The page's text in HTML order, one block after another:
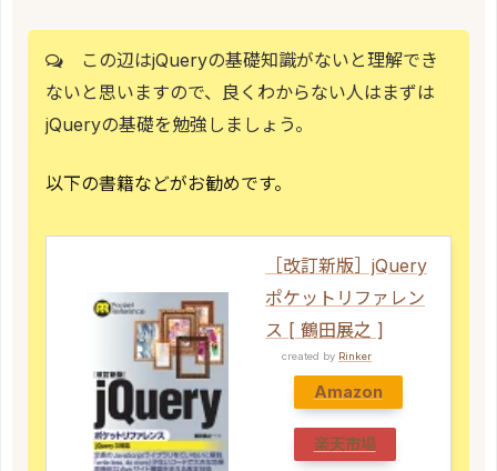
この辺はjQueryの基礎知識がないと理解でき
ないと思いますので、良くわからない人はまずは
jQueryの基礎を勉強しましょう。
以下の書籍などがお勧めです。
［改訂新版］jQuery
ポケットリファレン
ス [ 鶴田展之 ]
created by Rinker
Amazon
楽天市場